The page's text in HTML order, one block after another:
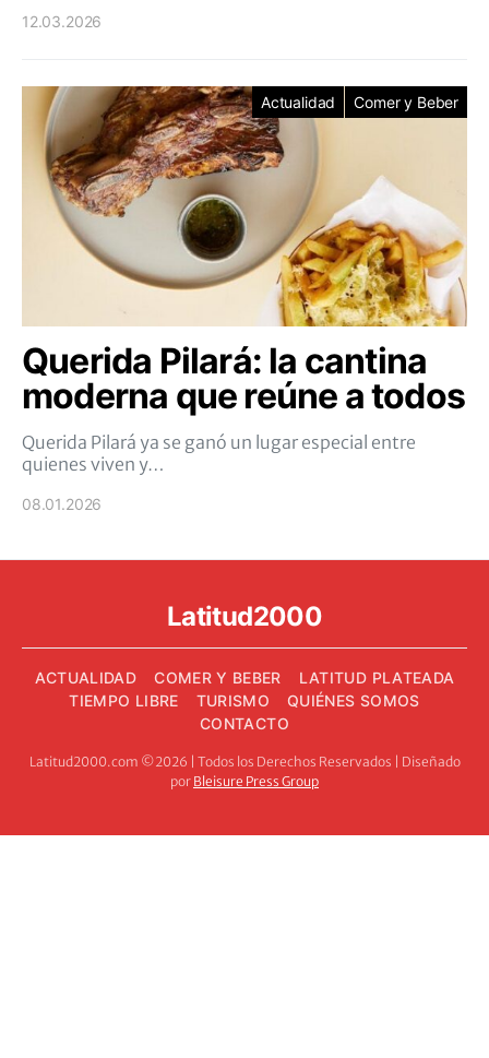
12.03.2026
Actualidad Comer y Beber
Querida Pilará: la cantina
moderna que reúne a todos
Querida Pilará ya se ganó un lugar especial entre
quienes viven y…
08.01.2026
Latitud2000
ACTUALIDAD COMER Y BEBER
LATITUD PLATEADA
TIEMPO LIBRE
TURISMO
QUIÉNES SOMOS
CONTACTO
Latitud2000.com ©2026 | Todos los Derechos Reservados | Diseñado
por Bleisure Press Group